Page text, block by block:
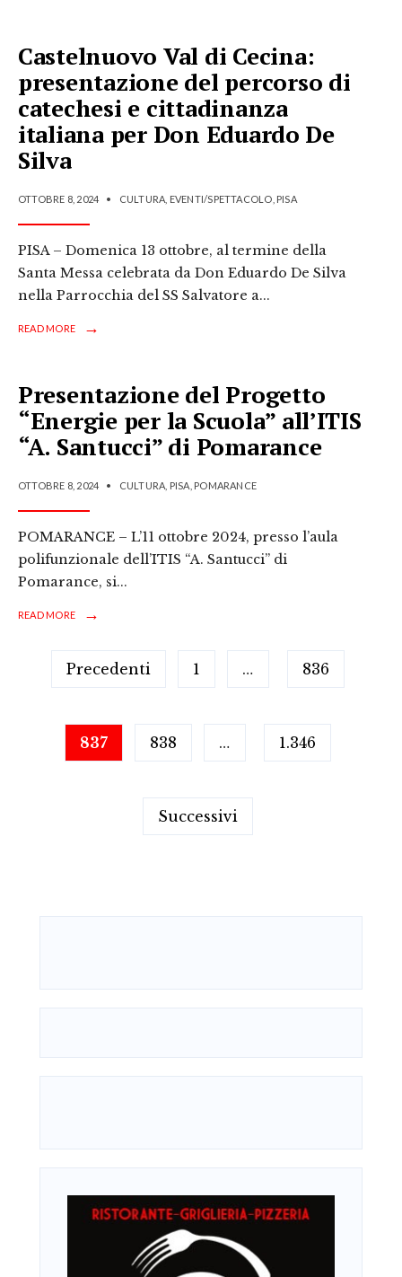
Castelnuovo Val di Cecina:
presentazione del percorso di
catechesi e cittadinanza
italiana per Don Eduardo De
Silva
OTTOBRE 8, 2024 • CULTURA EVENTI/SPETTACOLO PISA
PISA – Domenica 13 ottobre, al termine della
Santa Messa celebrata da Don Eduardo De Silva
nella Parrocchia del SS Salvatore a...
READ MORE →
Presentazione del Progetto
“Energie per la Scuola” all’ITIS
“A. Santucci” di Pomarance
OTTOBRE 8, 2024 • CULTURA PISA POMARANCE
POMARANCE – L’11 ottobre 2024, presso l’aula
polifunzionale dell’ITIS “A. Santucci” di
Pomarance, si...
READ MORE →
Paginazione
degli
articoli
Precedenti 1 … 836
837 838 … 1.346
Successivi